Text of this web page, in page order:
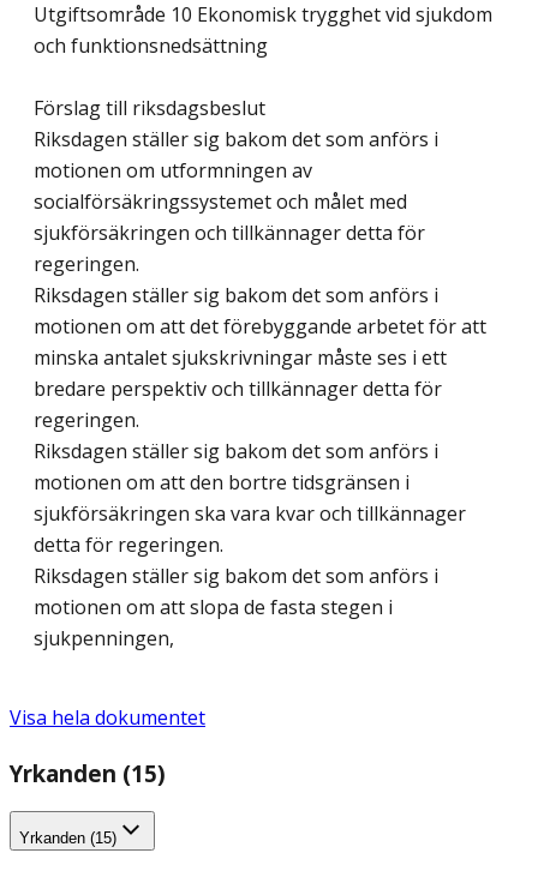
Utgiftsområde 10 Ekonomisk trygghet vid sjukdom
och funktionsnedsättning
Förslag till riksdagsbeslut
Riksdagen ställer sig bakom det som anförs i
motionen om utformningen av
socialförsäkringssystemet och målet med
sjukförsäkringen och tillkännager detta för
regeringen.
Riksdagen ställer sig bakom det som anförs i
motionen om att det förebyggande arbetet för att
minska antalet sjukskrivningar måste ses i ett
bredare perspektiv och tillkännager detta för
regeringen.
Riksdagen ställer sig bakom det som anförs i
motionen om att den bortre tidsgränsen i
sjukförsäkringen ska vara kvar och tillkännager
detta för regeringen.
Riksdagen ställer sig bakom det som anförs i
motionen om att slopa de fasta stegen i
sjukpenningen,
Visa hela dokumentet
Yrkanden (15)
Yrkanden (15)